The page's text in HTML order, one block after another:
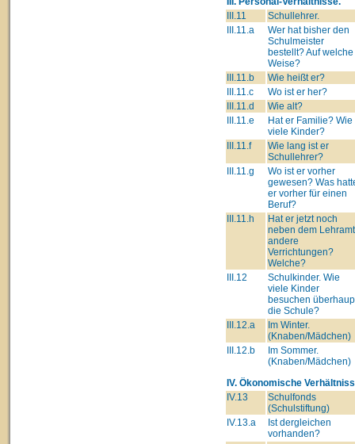
III.11
Schullehrer.
III.11.a
Wer hat bisher den
Schulmeister
bestellt? Auf welche
Weise?
III.11.b
Wie heißt er?
III.11.c
Wo ist er her?
III.11.d
Wie alt?
III.11.e
Hat er Familie? Wie
viele Kinder?
III.11.f
Wie lang ist er
Schullehrer?
III.11.g
Wo ist er vorher
gewesen? Was
er vorher für einen
Beruf?
III.11.h
Hat er jetzt noch
neben dem
andere
Verrichtungen?
Welche?
III.12
Schulkinder. Wie
viele Kinder
besuchen
die Schule?
III.12.a
Im Winter.
(Knaben/Mädchen)
III.12.b
Im Sommer.
(Knaben/Mädchen)
IV. Ökonomische
IV.13
Schulfonds
(Schulstiftung)
IV.13.a
Ist dergleichen
vorhanden?